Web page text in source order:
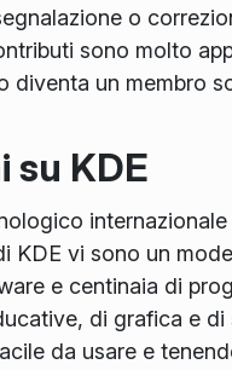
o
sono molto
diventa un membro
su KDE
KDE vi sono un
e centinaia di
di grafica e
da usare e